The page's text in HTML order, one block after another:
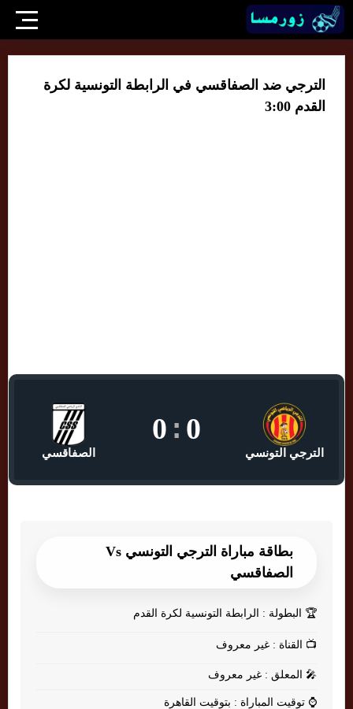
الترجي ضد الصفاقسي في الرابطة التونسية لكرة
القدم 3:00
الترجي التونسي
0
:
0
الصفاقسي
بطاقة مباراة الترجي التونسي Vs
الصفاقسي
🏆 البطولة : الرابطة التونسية لكرة القدم
📺 القناة : غير معروف
🎤 المعلق : غير معروف
⌚ توقيت المباراة : بتوقيت القاهرة